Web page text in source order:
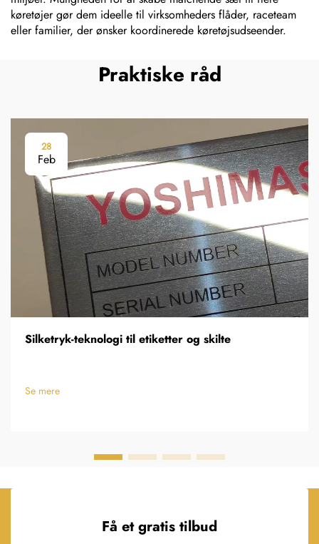
køretøjer gør dem ideelle til virksomheders flåder, raceteam
eller familier, der ønsker koordinerede køretøjsudseender.
Praktiske råd
28
Feb
Silketryk-teknologi til etiketter og skilte
Se mere
Få et gratis tilbud